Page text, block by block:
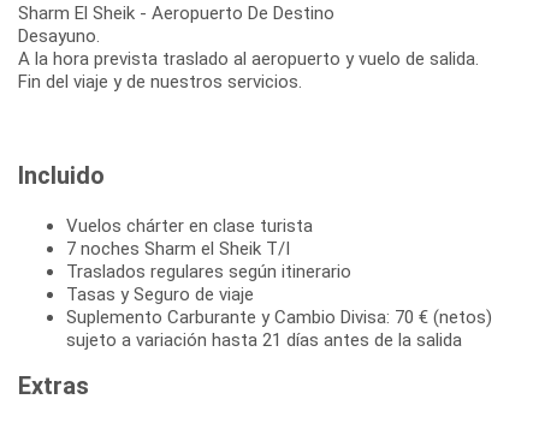
Sharm El Sheik - Aeropuerto De Destino
Desayuno.
A la hora prevista traslado al aeropuerto y vuelo de salida.
Fin del viaje y de nuestros servicios.
Incluido
Vuelos chárter en clase turista
7 noches Sharm el Sheik T/I
Traslados regulares según itinerario
Tasas y Seguro de viaje
Suplemento Carburante y Cambio Divisa: 70 € (netos)
sujeto a variación hasta 21 días antes de la salida
Extras